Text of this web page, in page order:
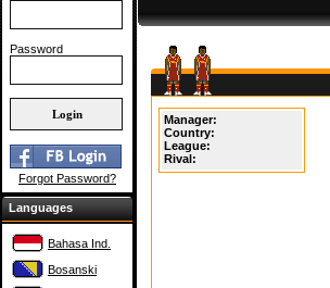
Password
Forgot Password?
Languages
Bahasa Ind.
Bosanski
Manager:
Country:
League:
Rival: